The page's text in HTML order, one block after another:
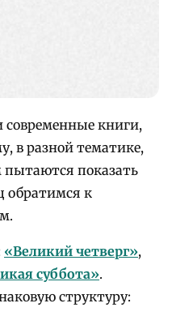
книги,
в разной тематике,
показать
обратимся к
«Великий четверг»,
суббота».
структуру: